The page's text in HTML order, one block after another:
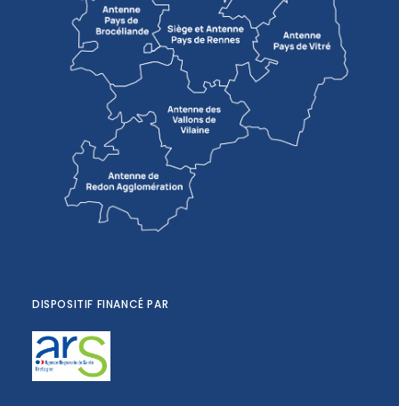
DISPOSITIF FINANCÉ PAR